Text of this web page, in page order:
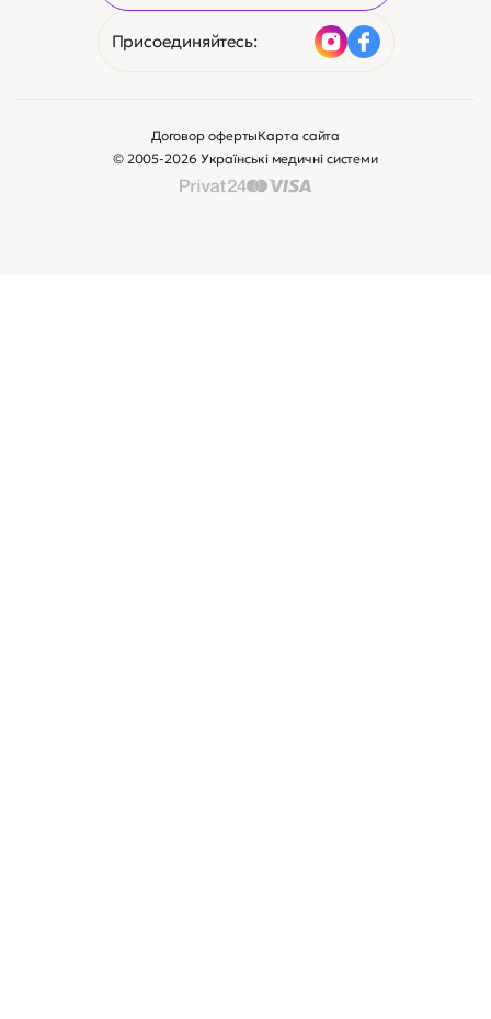
Присоединяйтесь:
© 2005-2026 Українські медичні системи
Договор офертыКарта сайта